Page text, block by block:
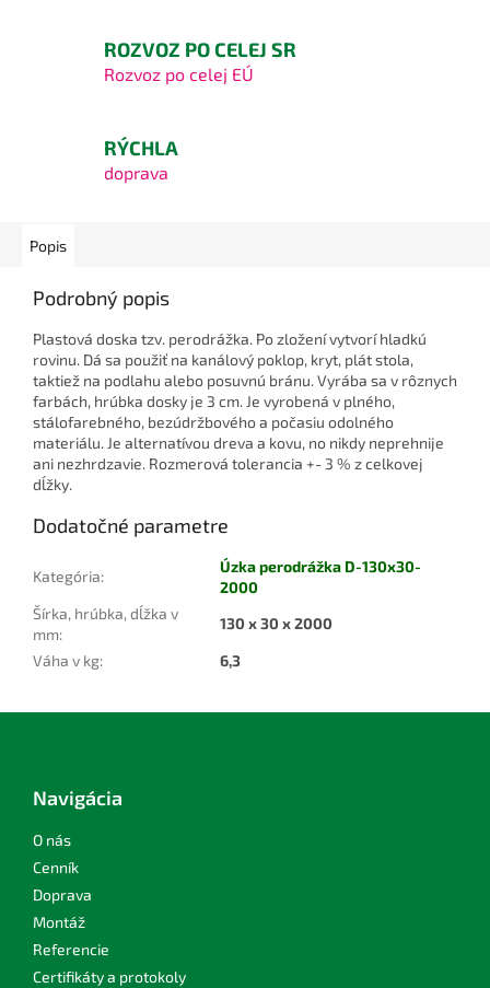
ROZVOZ PO CELEJ SR
Rozvoz po celej EÚ
RÝCHLA
doprava
Popis
Podrobný popis
Plastová doska tzv. perodrážka. Po zložení vytvorí hladkú
rovinu. Dá sa použiť na kanálový poklop, kryt, plát stola,
taktiež na podlahu alebo posuvnú bránu. Vyrába sa v rôznych
farbách, hrúbka dosky je 3 cm. Je vyrobená v plného,
stálofarebného, bezúdržbového a počasiu odolného
materiálu. Je alternatívou dreva a kovu, no nikdy neprehnije
ani nezhrdzavie. Rozmerová tolerancia +- 3 % z celkovej
dĺžky.
Dodatočné parametre
Kategória:
Úzka perodrážka D-130x30-
2000
Šírka, hrúbka, dĺžka v
mm:
130 x 30 x 2000
Váha v kg: 6,3
Navigácia
O nás
Cenník
Doprava
Montáž
Referencie
Certifikáty a protokoly